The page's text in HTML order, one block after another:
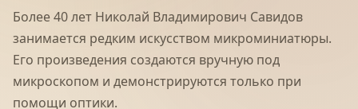
Более 40 лет Николай Владимирович Савидов
занимается редким искусством микроминиатюры.
Его произведения создаются вручную под
микроскопом и демонстрируются только при
помощи оптики.